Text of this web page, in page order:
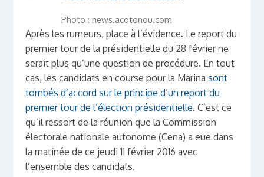
Photo : news.acotonou.com
Après les rumeurs, place à l’évidence. Le report du
premier tour de la présidentielle du 28 février ne
serait plus qu’une question de procédure. En tout
cas, les candidats en course pour la Marina sont
tombés d’accord sur le principe d’un report du
premier tour de l’élection présidentielle. C’est ce
qu’il ressort de la réunion que la Commission
électorale nationale autonome (Cena) a eue dans
la matinée de ce jeudi 11 février 2016 avec
l’ensemble des candidats.